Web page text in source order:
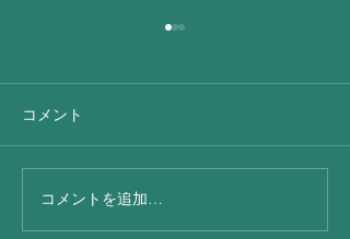
昨日 出張朝から
コメント
コメントを追加…